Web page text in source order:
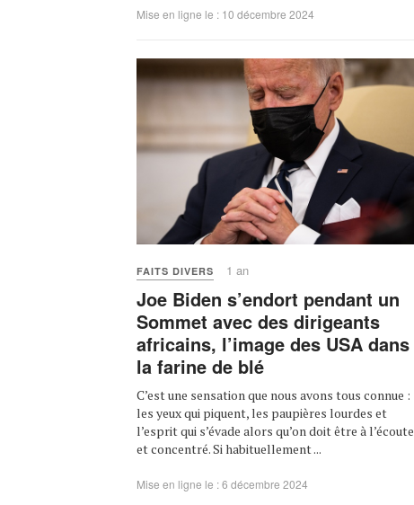
Mise en ligne le : 10 décembre 2024
FAITS DIVERS 1 an
Joe Biden s’endort pendant un
Sommet avec des dirigeants
africains, l’image des USA dans
la farine de blé
C’est une sensation que nous avons tous connue :
les yeux qui piquent, les paupières lourdes et
l’esprit qui s’évade alors qu’on doit être à l’écoute
et concentré. Si habituellement ...
Mise en ligne le : 6 décembre 2024